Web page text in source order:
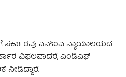
ಸರ್ಕಾರವು ಎನ್‌ಐಎ ನ್ಯಾಯಾಲಯದ
ಸರ್ಕಾರ ವಿಫಲವಾದರೆ, ಎಂಡಿಎಫ್
ನೀಡಿದ್ದಾರೆ.